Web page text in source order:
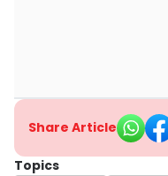
Share Article
Topics